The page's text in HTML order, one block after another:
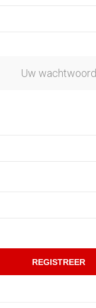
Uw wachtwoord